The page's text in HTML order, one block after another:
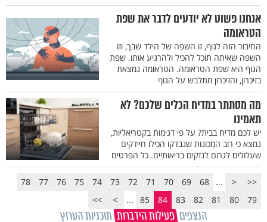
אנחנו פשוט לא יודעים לדבר את שפת
הטראומה
החיבור הזה לגוף, זו השפה של הילד שבך, וזו
השפה שאיתה תוכל להכיל ולהרגיע אותו. שפת
הגוף היא שפת הטראומה. הטראומה נמצאת
בזיכרון, והזיכרון מתלבש על הגוף
מה מסתתר במדיח הכלים שלכם? לא
תאמינו
יש לכם מדיח בבית? על פי דגימות בקטריאליות,
נמצא כי רוב המכונות שנבדקו הכילו חיידקים
שעלולים לגרום לנזקים בריאותיים. כל הפרטים
<<
<
...
68
69
70
71
72
73
74
75
76
77
78
79
80
81
82
83
84
85
...
>
>>
הנצפים פעילות הידברות תוכניות הערוץ